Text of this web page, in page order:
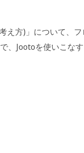
え方)」について、フ
、Jootoを使いこな